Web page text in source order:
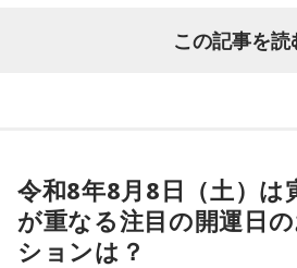
番組名：Dr.Recella presents 江原啓
てみては。
4．どうやって放水しているのか……
上手な出し方を気にしたあなた。本音
山奥の大きなダムを見学しているあな
次の中から近いものを1つ選んでくだ
1． 水がこぼれてしまうことはないのか
この記事を読
令和8年8月8日（土）は
が重なる注目の開運日
ションは？